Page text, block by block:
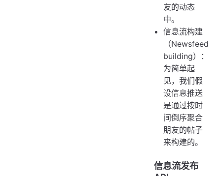
友的动态
中。
信息流构建
（Newsfeed
building）：
为简单起
见，我们假
设信息推送
是通过按时
间倒序聚合
朋友的帖子
来构建的。
信息流发布